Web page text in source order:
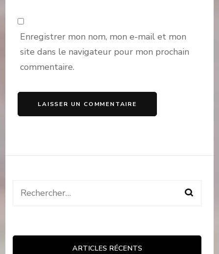
Enregistrer mon nom, mon e-mail et mon
site dans le navigateur pour mon prochain
commentaire.
Rechercher :
ARTICLES RÉCENTS